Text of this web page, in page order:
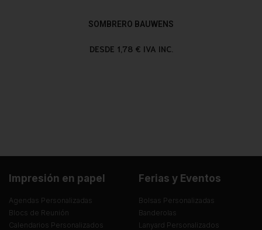
SOMBRERO BAUWENS
DESDE 1,78 € IVA INC.
Impresión en papel
Agendas Personalizadas
Blocs de Reunión
Calendarios Personalizados
Ferias y Eventos
Bolsas Personalizadas
Banderolas
Lanyard Personalizados